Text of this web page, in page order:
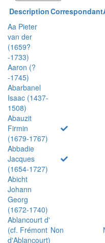
DescriptionCorrespondant
Aa Pieter
van der
(1659?
-1733)
Aaron (?
-1745)
Abarbanel
Isaac (1437-
1508)
Abauzit
Firmin
(1679-1767)
Abbadie
Jacques
(1654-1727)
Abicht
Johann
Georg
(1672-1740)
Ablancourt d'
(cf. Frémont
d'Ablancourt)
Non